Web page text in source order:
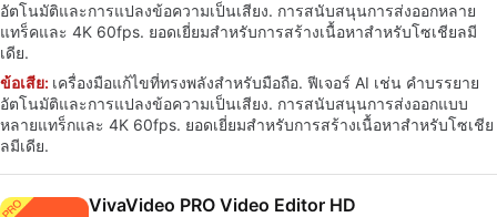
อัตโนมัติและการแปลงข้อความเป็นเสียง. การสนับสนุนการส่งออกหลาย
แทร็คและ 4K 60fps. ยอดเยี่ยมสำหรับการสร้างเนื้อหาสำหรับโซเชียลมี
เดีย.
ข้อเสีย: เครื่องมือแก้ไขที่ทรงพลังสำหรับมือถือ. ฟีเจอร์ AI เช่น คำบรรยาย
อัตโนมัติและการแปลงข้อความเป็นเสียง. การสนับสนุนการส่งออกแบบ
หลายแทร็กและ 4K 60fps. ยอดเยี่ยมสำหรับการสร้างเนื้อหาสำหรับโซเชีย
ลมีเดีย.
VivaVideo PRO Video Editor HD